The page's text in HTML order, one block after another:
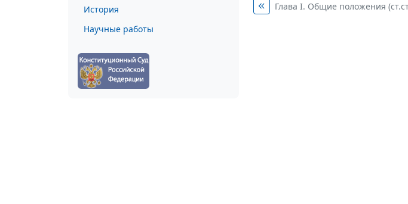
История
Научные работы
Глава I. Общие положения